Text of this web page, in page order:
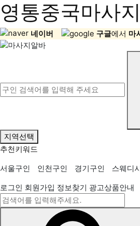
영통중국마사
네이버 구글에서 마
지역선택
추천키워드
서울구인
인천구인 경기구인
스웨디
로그인 회원가입 정보찾기 광고상품안내